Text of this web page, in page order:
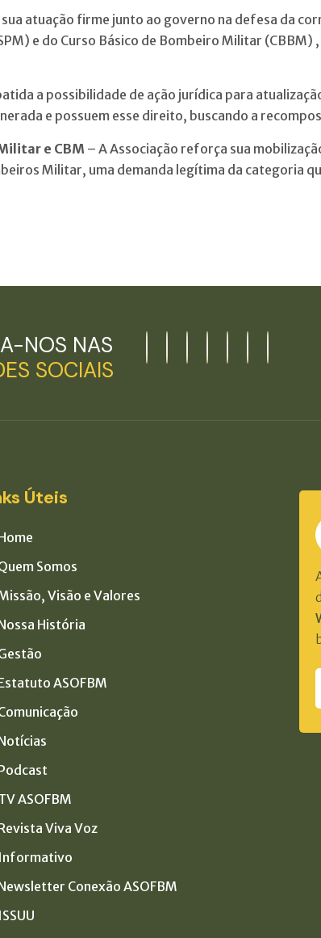
sua atuação firme junto ao governo na defesa da
e do Curso Básico de Bombeiro Militar
a possibilidade de ação jurídica para
e possuem esse direito, buscando a
e CBM – A Associação reforça sua
Militar, uma demanda legítima da categoria
NOS NAS
SOCIAIS
Úteis
Somos
Visão e Valores
História
ASOFBM
ASOFBM
Viva Voz
Informativo
Conexão ASOFBM
ISSUU